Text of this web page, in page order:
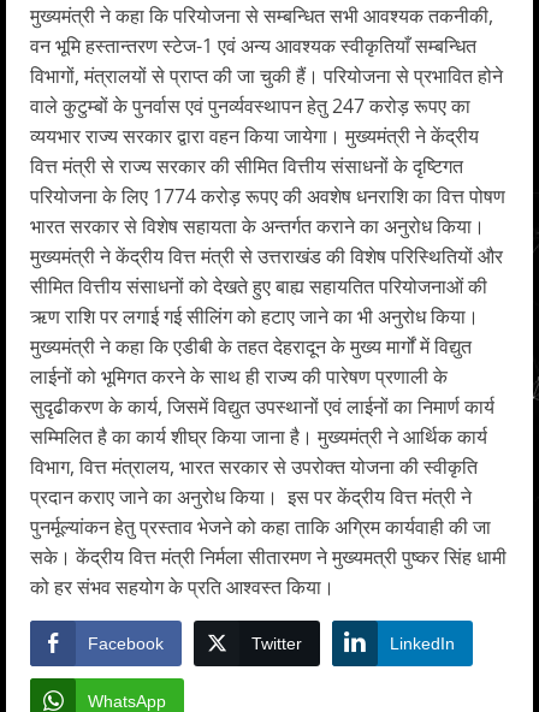
मुख्यमंत्री ने कहा कि परियोजना से सम्बन्धित सभी आवश्यक तकनीकी,
वन भूमि हस्तान्तरण स्टेज-1 एवं अन्य आवश्यक स्वीकृतियाँ सम्बन्धित
विभागों, मंत्रालयों से प्राप्त की जा चुकी हैं। परियोजना से प्रभावित होने
वाले कुटुम्बों के पुनर्वास एवं पुनर्व्यवस्थापन हेतु 247 करोड़ रूपए का
व्ययभार राज्य सरकार द्वारा वहन किया जायेगा। मुख्यमंत्री ने केंद्रीय
वित्त मंत्री से राज्य सरकार की सीमित वित्तीय संसाधनों के दृष्टिगत
परियोजना के लिए 1774 करोड़ रूपए की अवशेष धनराशि का वित्त पोषण
भारत सरकार से विशेष सहायता के अन्तर्गत कराने का अनुरोध किया।
मुख्यमंत्री ने केंद्रीय वित्त मंत्री से उत्तराखंड की विशेष परिस्थितियों और
सीमित वित्तीय संसाधनों को देखते हुए बाह्य सहायतित परियोजनाओं की
ऋण राशि पर लगाई गई सीलिंग को हटाए जाने का भी अनुरोध किया।
मुख्यमंत्री ने कहा कि एडीबी के तहत देहरादून के मुख्य मार्गों में विद्युत
लाईनों को भूमिगत करने के साथ ही राज्य की पारेषण प्रणाली के
सुदृढीकरण के कार्य, जिसमें विद्युत उपस्थानों एवं लाईनों का निमार्ण कार्य
सम्मिलित है का कार्य शीघ्र किया जाना है। मुख्यमंत्री ने आर्थिक कार्य
विभाग, वित्त मंत्रालय, भारत सरकार से उपरोक्त योजना की स्वीकृति
प्रदान कराए जाने का अनुरोध किया। इस पर केंद्रीय वित्त मंत्री ने
पुनर्मूल्यांकन हेतु प्रस्ताव भेजने को कहा ताकि अग्रिम कार्यवाही की जा
सके। केंद्रीय वित्त मंत्री निर्मला सीतारमण ने मुख्यमत्री पुष्कर सिंह धामी
को हर संभव सहयोग के प्रति आश्वस्त किया।
Facebook Twitter LinkedIn
WhatsApp